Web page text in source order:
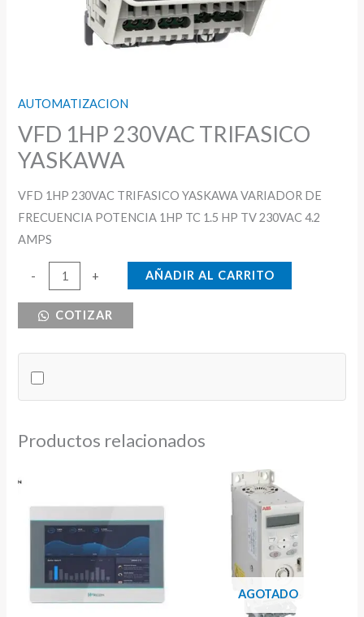
AUTOMATIZACION
VFD 1HP 230VAC TRIFASICO
YASKAWA
VFD 1HP 230VAC TRIFASICO YASKAWA VARIADOR DE
FRECUENCIA POTENCIA 1HP TC 1.5 HP TV 230VAC 4.2
AMPS
-
230VAC
cantidad
+ AÑADIR AL CARRITO
COTIZAR
Productos relacionados
AGOTADO